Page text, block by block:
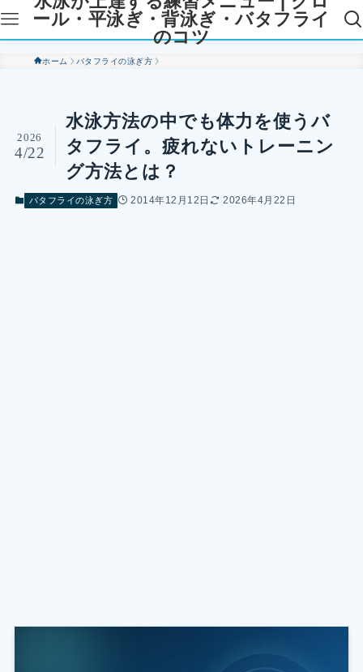
ール・平泳ぎ・背泳ぎ・バタフライ
のコツ
ホーム バタフライの泳ぎ方
水泳方法の中でも体力を使うバ
タフライ。疲れないトレーニン
グ方法とは？
2026
4/22
バタフライの泳ぎ方 2014年12月12日 2026年4月22日